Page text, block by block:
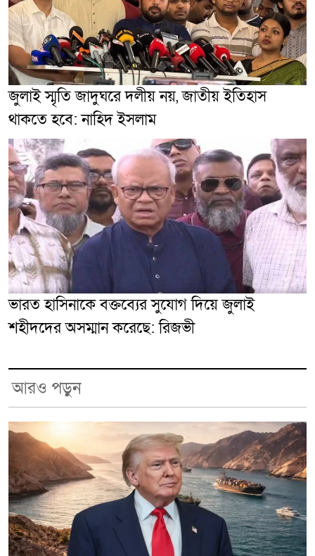
জুলাই স্মৃতি জাদুঘরে দলীয় নয়, জাতীয় ইতিহাস
থাকতে হবে: নাহিদ ইসলাম
ভারত হাসিনাকে বক্তব্যের সুযোগ দিয়ে জুলাই
শহীদদের অসম্মান করেছে: রিজভী
আরও পড়ুন